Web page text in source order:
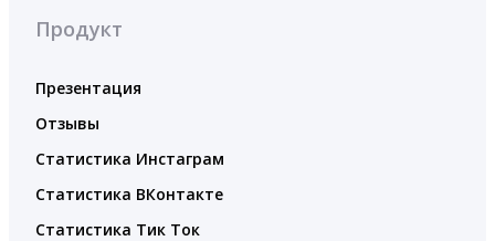
Продукт
Презентация
Отзывы
Статистика Инстаграм
Статистика ВКонтакте
Статистика Тик Ток